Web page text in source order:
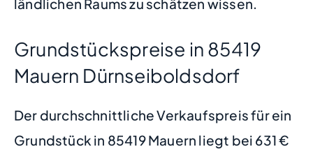
Grundstückspreise in 85419
Mauern Dürnseiboldsdorf
Der durchschnittliche Verkaufspreis für ein
Grundstück in 85419 Mauern liegt bei 631 €